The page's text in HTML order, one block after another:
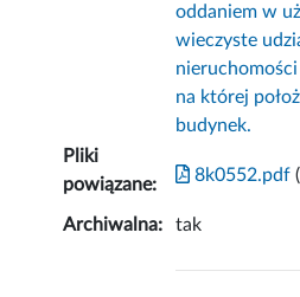
oddaniem w
wieczyste
na której
budynek.
Pliki
powiązane:
8k0552.pdf
Archiwalna: tak